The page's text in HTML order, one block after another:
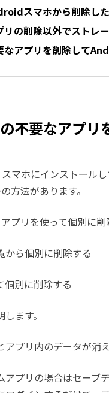
スマホから削除し
リの削除以外でストレ
なアプリを削除して
不要なアプリ
マホにインストール
方法があります。
プリを使って個別に削
から個別に削除する
個別に削除する
ます。
プリ内のデータが消
アプリの場合はセーブ